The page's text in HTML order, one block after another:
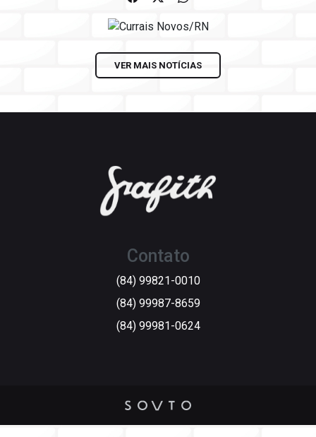
VER MAIS NOTÍCIAS
Contato
(84) 99821-0010
(84) 99987-8659
(84) 99981-0624